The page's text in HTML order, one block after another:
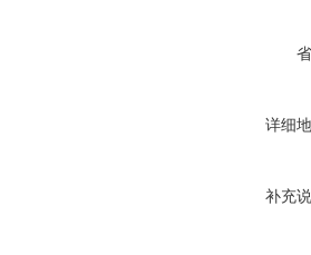
详细
补充